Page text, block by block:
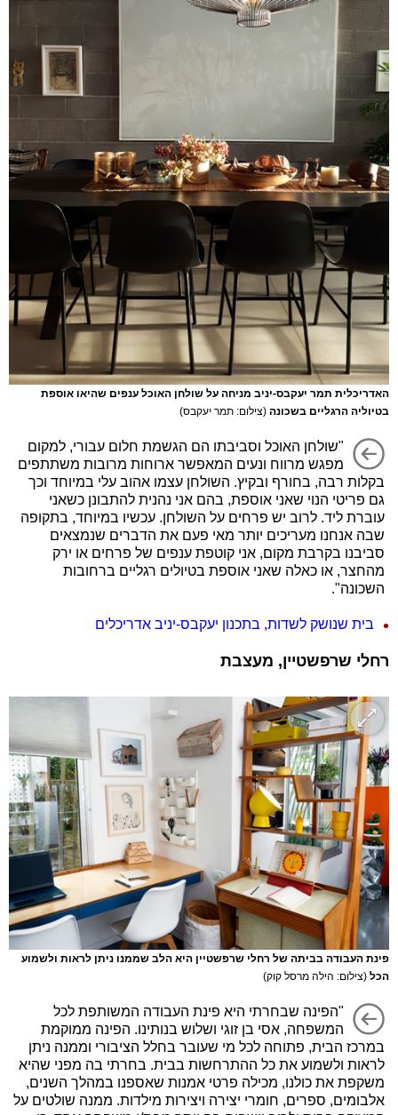
האדריכלית תמר יעקבס-יניב מניחה על שולחן האוכל ענפים שהיאו אוספת
בטיוליה הרגליים בשכונה (צילום: תמר יעקבס)
"שולחן האוכל וסביבתו הם הגשמת חלום עבורי, למקום
מפגש מרווח ונעים המאפשר ארוחות מרובות משתתפים
בקלות רבה, בחורף ובקיץ. השולחן עצמו אהוב עלי במיוחד וכך
גם פריטי הנוי שאני אוספת, בהם אני נהנית להתבונן כשאני
עוברת ליד. לרוב יש פרחים על השולחן. עכשיו במיוחד, בתקופה
שבה אנחנו מעריכים יותר מאי פעם את הדברים שנמצאים
סביבנו בקרבת מקום, אני קוטפת ענפים של פרחים או ירק
מהחצר, או כאלה שאני אוספת בטיולים רגליים ברחובות
השכונה".
בית שנושק לשדות, בתכנון יעקבס-יניב אדריכלים
רחלי שרפשטיין, מעצבת
פינת העבודה בביתה של רחלי שרפשטיין היא הלב שממנו ניתן לראות ולשמוע
הכל (צילום: הילה מרסל קוק)
"הפינה שבחרתי היא פינת העבודה המשותפת לכל
המשפחה, אסי בן זוגי ושלוש בנותינו. הפינה ממוקמת
במרכז הבית, פתוחה לכל מי שעובר בחלל הציבורי וממנה ניתן
לראות ולשמוע את כל ההתרחשות בבית. בחרתי בה מפני שהיא
משקפת את כולנו, מכילה פרטי אמנות שאספנו במהלך השנים,
אלבומים, ספרים, חומרי יצירה ויצירות מילדות. ממנה שולטים על